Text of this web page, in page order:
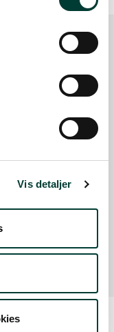
Vis detaljer
nærhed